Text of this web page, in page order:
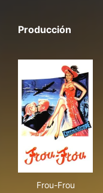
Producción
Frou-Frou